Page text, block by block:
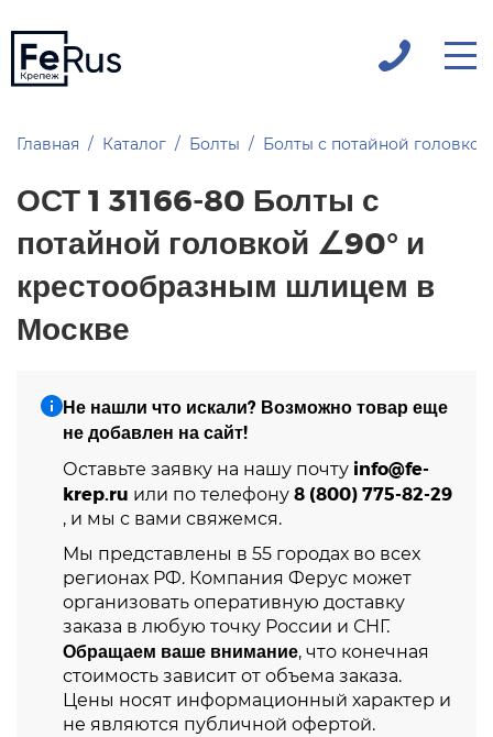
Главная Каталог Болты Болты с потайной головкой
ОСТ 1 31166-80 Болты с
потайной головкой ∠90° и
крестообразным шлицем в
Москве
Не нашли что искали? Возможно товар еще
не добавлен на сайт!
Оставьте заявку на нашу почту info@fe-
krep.ru или по телефону 8 (800) 775-82-29
, и мы с вами свяжемся.
Мы представлены в 55 городах во всех
регионах РФ. Компания Ферус может
организовать оперативную доставку
заказа в любую точку России и СНГ.
Обращаем ваше внимание, что конечная
стоимость зависит от объема заказа.
Цены носят информационный характер и
не являются публичной офертой.